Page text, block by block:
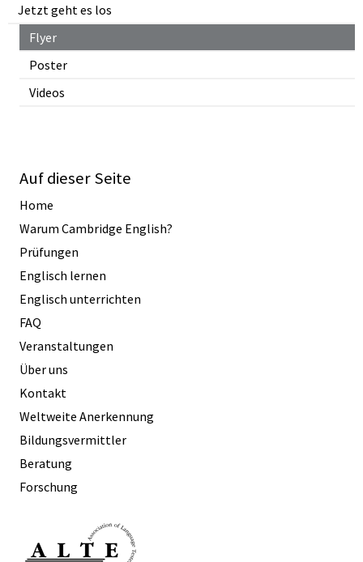
Jetzt geht es los
Flyer
Poster
Videos
Auf dieser Seite
Home
Warum Cambridge English?
Prüfungen
Englisch lernen
Englisch unterrichten
FAQ
Veranstaltungen
Über uns
Kontakt
Weltweite Anerkennung
Bildungsvermittler
Beratung
Forschung